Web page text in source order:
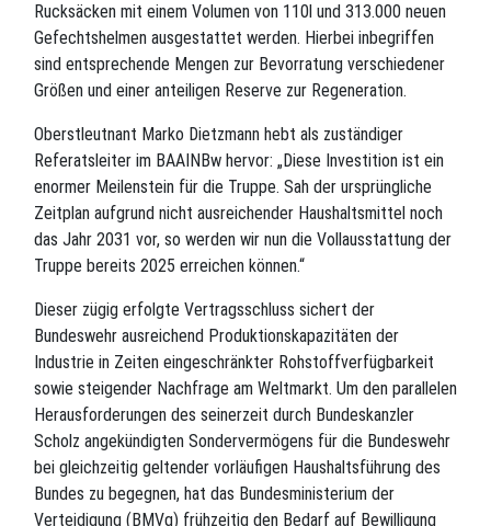
Rucksäcken mit einem Volumen von 110l und 313.000 neuen
Gefechtshelmen ausgestattet werden. Hierbei inbegriffen
sind entsprechende Mengen zur Bevorratung verschiedener
Größen und einer anteiligen Reserve zur Regeneration.
Oberstleutnant Marko Dietzmann hebt als zuständiger
Referatsleiter im BAAINBw hervor: „Diese Investition ist ein
enormer Meilenstein für die Truppe. Sah der ursprüngliche
Zeitplan aufgrund nicht ausreichender Haushaltsmittel noch
das Jahr 2031 vor, so werden wir nun die Vollausstattung der
Truppe bereits 2025 erreichen können.“
Dieser zügig erfolgte Vertragsschluss sichert der
Bundeswehr ausreichend Produktionskapazitäten der
Industrie in Zeiten eingeschränkter Rohstoffverfügbarkeit
sowie steigender Nachfrage am Weltmarkt. Um den parallelen
Herausforderungen des seinerzeit durch Bundeskanzler
Scholz angekündigten Sondervermögens für die Bundeswehr
bei gleichzeitig geltender vorläufigen Haushaltsführung des
Bundes zu begegnen, hat das Bundesministerium der
Verteidigung (BMVg) frühzeitig den Bedarf auf Bewilligung